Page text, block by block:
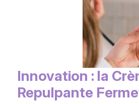
Innovation : la
Repulpante